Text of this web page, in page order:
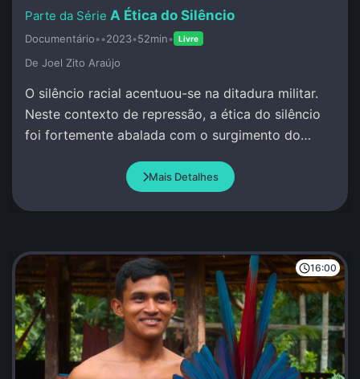
A Ética do Silêncio
Documentário••2023•52min• Livre
De Joel Zito Araújo
O silêncio racial acentuou-se na ditadura militar.
Neste contexto de repressão, a ética do silêncio
foi fortemente abalada com o surgimento do
Mais Detalhes
16:00